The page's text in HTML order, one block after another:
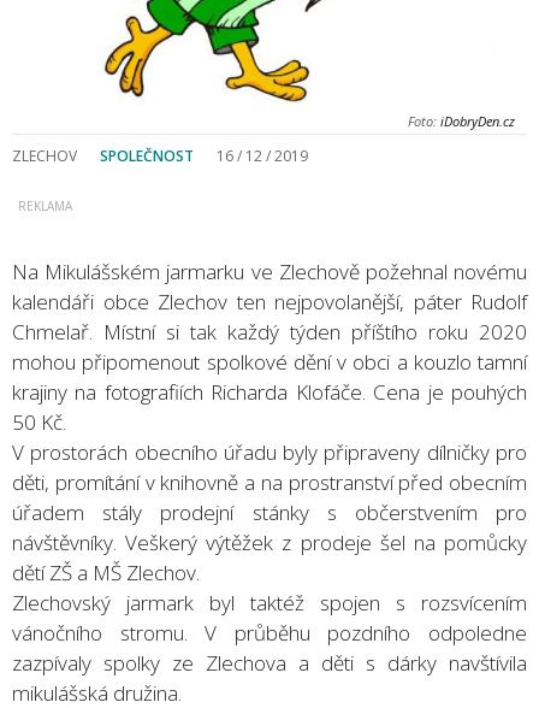
Foto: iDobryDen.cz
ZLECHOV SPOLEČNOST 16 / 12 / 2019
Na Mikulášském jarmarku ve Zlechově požehnal novému
kalendáři obce Zlechov ten nejpovolanější, páter Rudolf
Chmelař. Místní si tak každý týden příštího roku 2020
mohou připomenout spolkové dění v obci a kouzlo tamní
krajiny na fotografiích Richarda Klofáče. Cena je pouhých
50 Kč.
V prostorách obecního úřadu byly připraveny dílničky pro
děti, promítání v knihovně a na prostranství před obecním
úřadem stály prodejní stánky s občerstvením pro
návštěvníky. Veškerý výtěžek z prodeje šel na pomůcky
dětí ZŠ a MŠ Zlechov.
Zlechovský jarmark byl taktéž spojen s rozsvícením
vánočního stromu. V průběhu pozdního odpoledne
zazpívaly spolky ze Zlechova a děti s dárky navštívila
mikulášská družina.